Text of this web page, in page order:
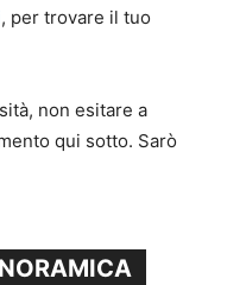
, per trovare il tuo
non esitare a
qui sotto. Sarò